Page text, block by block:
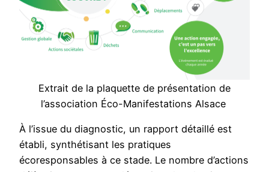
Extrait de la plaquette de présentation de
l’association Éco-Manifestations Alsace
À l’issue du diagnostic, un rapport détaillé est
établi, synthétisant les pratiques
écoresponsables à ce stade. Le nombre d’actions